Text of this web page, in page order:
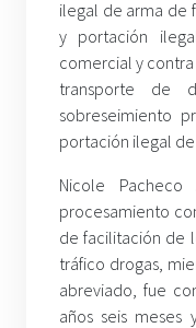
ilegal de arma de
y portación
comercial y
transporte de
sobreseimiento
portación ilegal
Nicole
procesamiento
de facilitación de
tráfico drogas,
abreviado, fue
años seis meses